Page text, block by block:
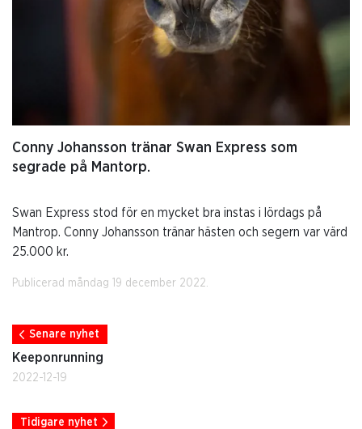
Conny Johansson tränar Swan Express som
segrade på Mantorp.
Swan Express stod för en mycket bra instas i lördags på
Mantrop. Conny Johansson tränar hästen och segern var värd
25.000 kr.
Publicerad måndag 19 december 2022.
Senare nyhet
Keeponrunning
2022-12-19
Tidigare nyhet